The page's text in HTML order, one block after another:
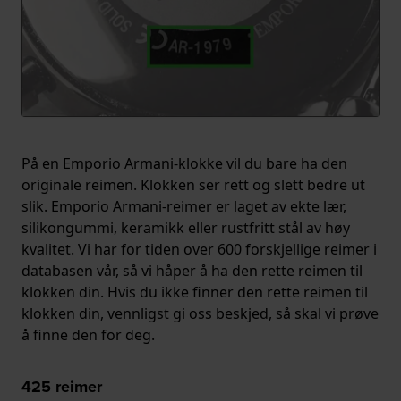
På en Emporio Armani-klokke vil du bare ha den
originale reimen. Klokken ser rett og slett bedre ut
slik. Emporio Armani-reimer er laget av ekte lær,
silikongummi, keramikk eller rustfritt stål av høy
kvalitet. Vi har for tiden over 600 forskjellige reimer i
databasen vår, så vi håper å ha den rette reimen til
klokken din. Hvis du ikke finner den rette reimen til
klokken din, vennligst gi oss beskjed, så skal vi prøve
å finne den for deg.
425 reimer